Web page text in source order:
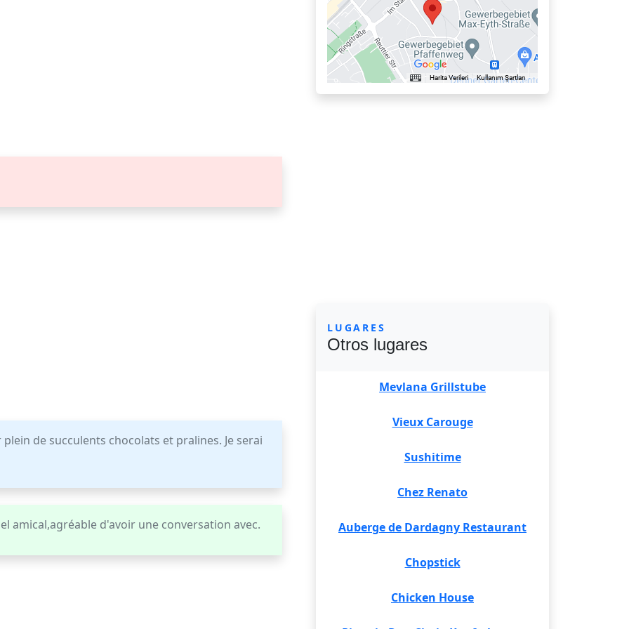
de succulents chocolats et pralines. Je serai
amical,agréable d'avoir une conversation avec.
LUGARES
Otros lugares
Mevlana Grillstube
Vieux Carouge
Sushitime
Chez Renato
Auberge de Dardagny Restaurant
Chopstick
Chicken House